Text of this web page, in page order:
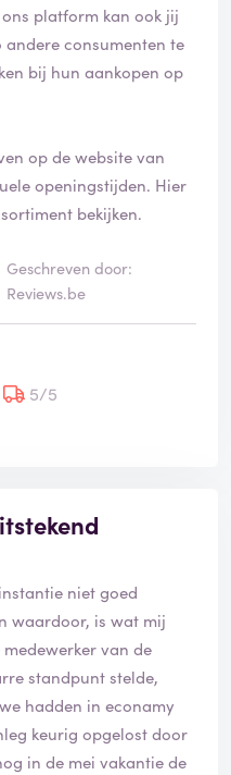
platform kan ook jij
consumenten te
bij hun aankopen op
op de website van
openingstijden. Hier
bekijken.
Geschreven door:
Reviews.be
5/5
niet goed
waardoor, is wat mij
van de
standpunt stelde,
hadden in econamy
keurig opgelost door
in de mei vakantie de